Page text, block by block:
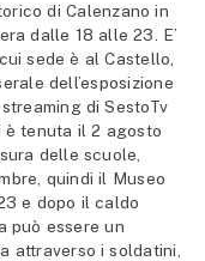
di Calenzano in
dalle 18 alle 23. E’
sede è al Castello,
dell’esposizione
di SestoTv
è tenuta il 2 agosto
delle scuole,
quindi il Museo
e dopo il caldo
può essere un
attraverso i soldatini,